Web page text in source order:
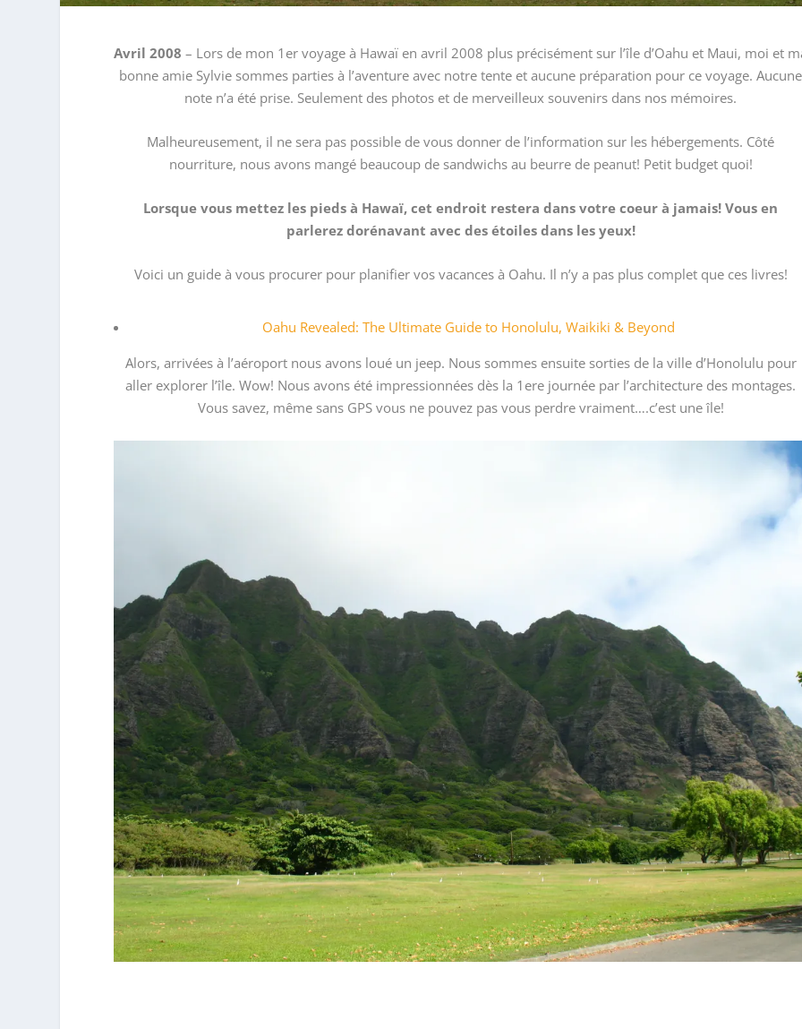
Avril 2008 – Lors de mon 1er voyage à Hawaï en avril 2008 plus précisément sur l’île d’Oahu et Maui, moi et
bonne amie Sylvie sommes parties à l’aventure avec notre tente et aucune préparation pour ce voyage. Aucune
note n’a été prise. Seulement des photos et de merveilleux souvenirs dans nos mémoires.
Malheureusement, il ne sera pas possible de vous donner de l’information sur les hébergements. Côté
nourriture, nous avons mangé beaucoup de sandwichs au beurre de peanut! Petit budget quoi!
Lorsque vous mettez les pieds à Hawaï, cet endroit restera dans votre coeur à jamais! Vous en
parlerez dorénavant avec des étoiles dans les yeux!
Voici un guide à vous procurer pour planifier vos vacances à Oahu. Il n’y a pas plus complet que ces livres!
Oahu Revealed: The Ultimate Guide to Honolulu, Waikiki & Beyond
Alors, arrivées à l’aéroport nous avons loué un jeep. Nous sommes ensuite sorties de la ville d’Honolulu pour
aller explorer l’île. Wow! Nous avons été impressionnées dès la 1ere journée par l’architecture des montages.
Vous savez, même sans GPS vous ne pouvez pas vous perdre vraiment….c’est une île!